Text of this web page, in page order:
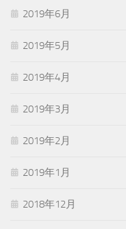
2019年6月
2019年5月
2019年4月
2019年3月
2019年2月
2019年1月
2018年12月